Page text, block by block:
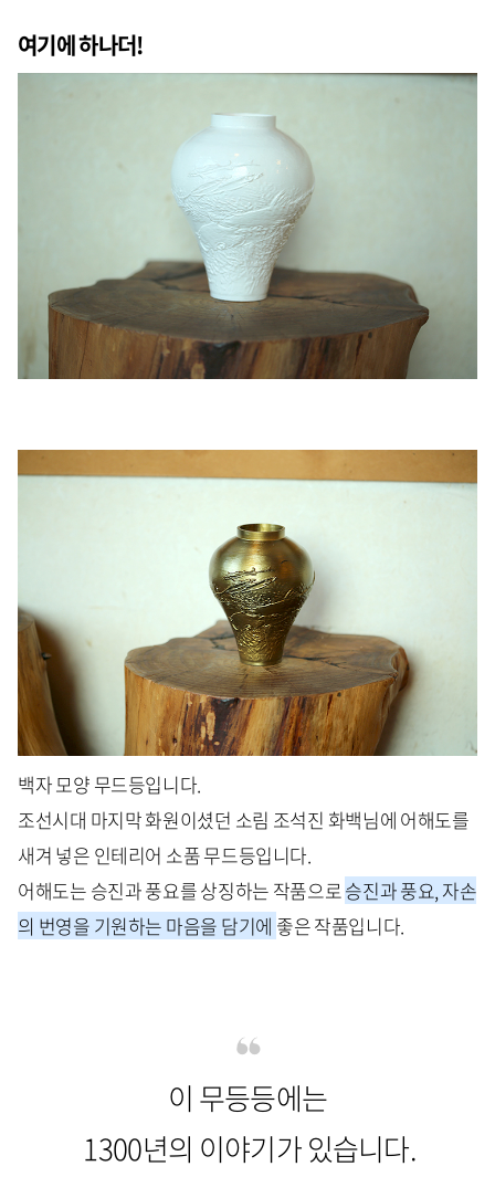
여기에 하나더!
백자 모양 무드등입니다.
조선시대 마지막 화원이셨던 소림 조석진 화백님에 어해도를
새겨 넣은 인테리어 소품 무드등입니다.
어해도는 승진과 풍요를 상징하는 작품으로승진과 풍요, 자손
의 번영을 기원하는 마음을 담기에 좋은 작품입니다.
이 무등등에는
1300년의 이야기가 있습니다.